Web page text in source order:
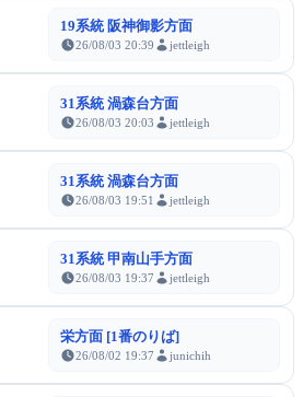
19系統 阪神御影方面
26/08/03 20:39 jettleigh
31系統 渦森台方面
26/08/03 20:03 jettleigh
31系統 渦森台方面
26/08/03 19:51 jettleigh
31系統 甲南山手方面
26/08/03 19:37 jettleigh
栄方面 [1番のりば]
26/08/02 19:37 junichih